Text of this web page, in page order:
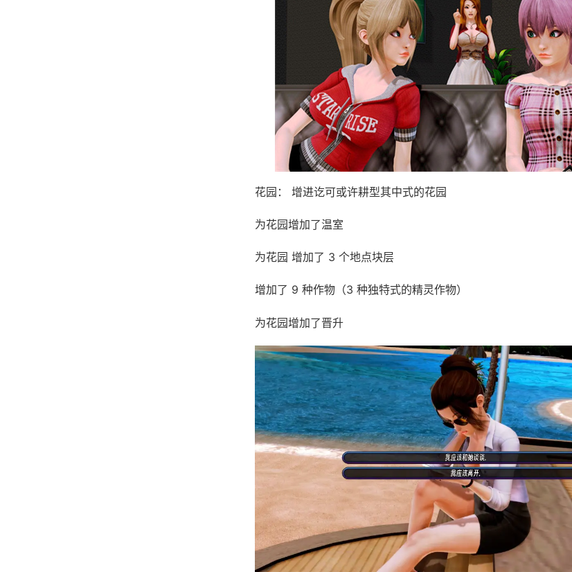
花园： 增进讫可或许耕型其中式的花园
为花园增加了温室
为花园 增加了 3 个地点块层
增加了 9 种作物（3 种独特式的精灵作物）
为花园增加了晋升